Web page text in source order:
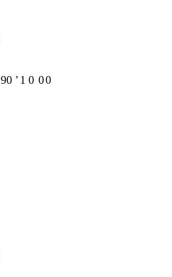
90 ʼ 1 0 00